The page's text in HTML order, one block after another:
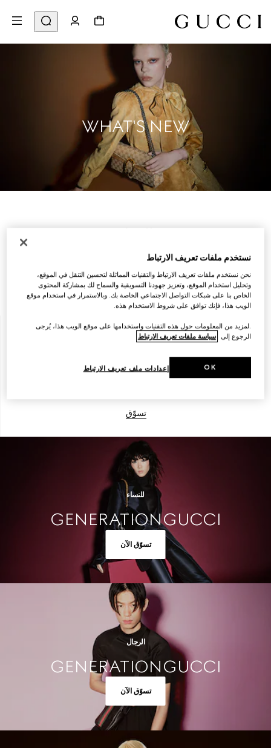
WHAT'S NEW
تسوّق
تسوّق
للنساء
GENERATION GUCCI
تسوّق الآن
الرجال
GENERATION GUCCI
تسوّق الآن
نستخدم ملفات تعريف الارتباط
نحن نستخدم ملفات تعريف الارتباط والتقنيات المماثلة لتحسين التنقل في الموقع،
وتحليل استخدام الموقع، وتعزيز جهودنا التسويقية والسماح لك بمشاركة المحتوى
الخاص بنا على شبكات التواصل الاجتماعي الخاصة بك. وبالاستمرار في استخدام موقع
الويب هذا، فإنك توافق على شروط الاستخدام هذه.
.لمزيد من المعلومات حول هذه التقنيات واستخدامها على موقع الويب هذا، يُرجى
الرجوع إلى سياسة ملفات تعريف الارتباط
إعدادات ملف تعريف الارتباط OK